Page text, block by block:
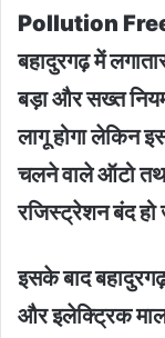
Pollution Free
बहादुरगढ़ में
बड़ा और सख्त
लागू होगा लेकिन
चलने वाले ऑटो
रजिस्ट्रेशन बंद हो
इसके बाद
और इलेक्ट्रिक